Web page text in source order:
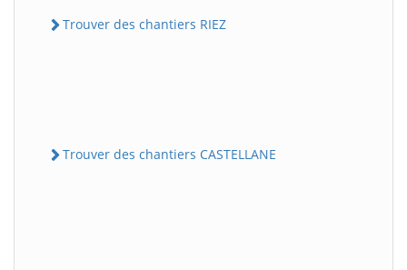
Trouver des chantiers RIEZ
Trouver des chantiers CASTELLANE